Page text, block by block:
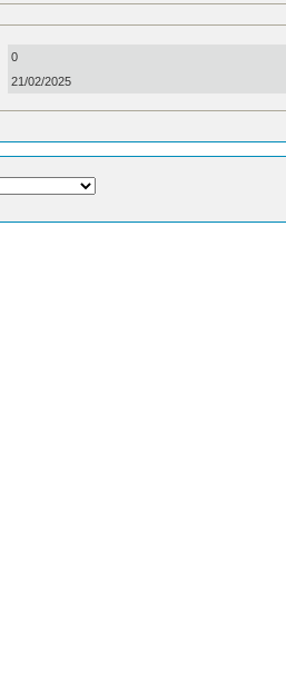
0
21/02/2025